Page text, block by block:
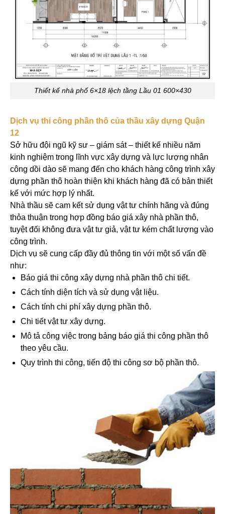
Thiết kế nhà phố 6×18 lệch tầng Lầu 01 600×430
Dịch vụ thi công phần thô của thầu xây dựng Quận
12
Sở hữu đội ngũ kỹ sư – giám sát – thiết kế nhiều năm
kinh nghiệm trong lĩnh vực xây dựng và lực lượng nhân
công dồi dào sẽ mang đến cho khách hàng công trình xây
dựng phần thô hoàn thiện khi khách hàng đã có bản thiết
kế với mức hợp lý nhất.
Nhà thầu sẽ cam kết sử dụng vật tư chính hãng và đúng
thỏa thuận trong hợp đồng báo giá xây nhà phần thô,
tuyệt đối không đưa vật tư giả, vật tư kém chất lượng vào
công trình.
Dịch vụ sẽ cung cấp đầy đủ thông tin với một số vấn đề
như:
Báo giá thi công xây dựng nhà phần thô chi tiết.
Cách tính diện tích và sử dụng vật liệu.
Cách tính chi phí xây dựng phần thô.
Chi tiết vật tư xây dựng.
Mô tả công việc trong bảng báo giá thi công phần thô
theo yêu cầu.
Quy trình thi công, tiến độ thi công sơ bộ phần thô.